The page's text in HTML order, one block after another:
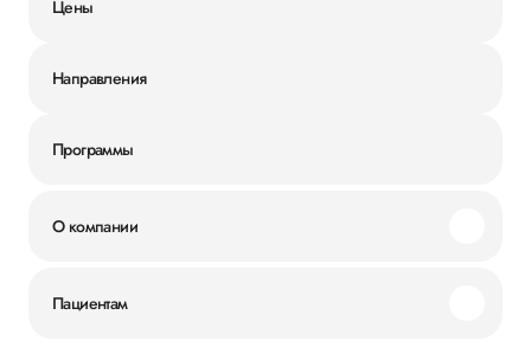
Цены
Направления
Программы
О компании
Пациентам